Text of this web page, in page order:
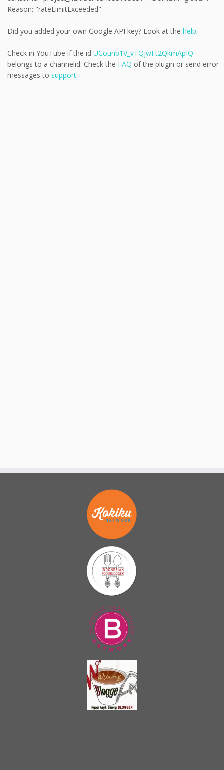
Reason: "rateLimitExceeded".
Did you added your own Google API key? Look at the help.
Check in YouTube if the id UCounb1V_vTQjwFt2QkmApIQ
belongs to a channelid. Check the FAQ of the plugin or send error
messages to support.